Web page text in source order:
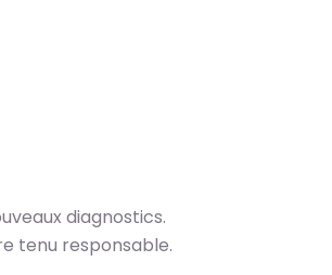
diagnostics.
tenu responsable.